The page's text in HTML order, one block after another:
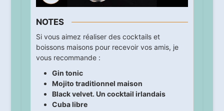
NOTES
Si vous aimez réaliser des cocktails et
boissons maisons pour recevoir vos amis, je
vous recommande :
Gin tonic
Mojito traditionnel maison
Black velvet. Un cocktail irlandais
Cuba libre